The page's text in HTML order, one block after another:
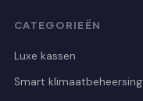
CATEGORIEËN
Luxe kassen
Smart klimaatbeheersing